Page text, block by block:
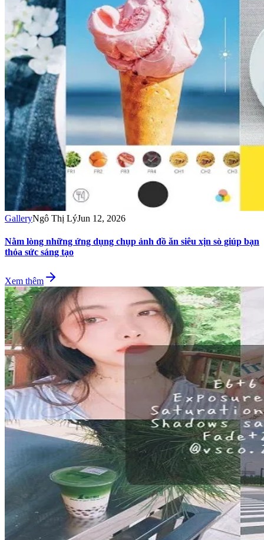
GalleryNgô Thị LýJun 12, 2026
Nằm lòng những ứng dụng chụp ảnh đồ ăn siêu xịn sò giúp bạn
thỏa sức sáng tạo
Xem thêm